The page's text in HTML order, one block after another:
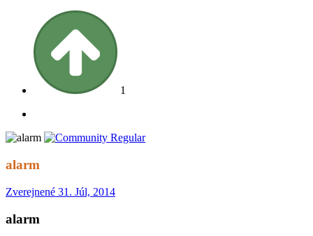
1
alarm
Zverejnené 31. Júl, 2014
alarm